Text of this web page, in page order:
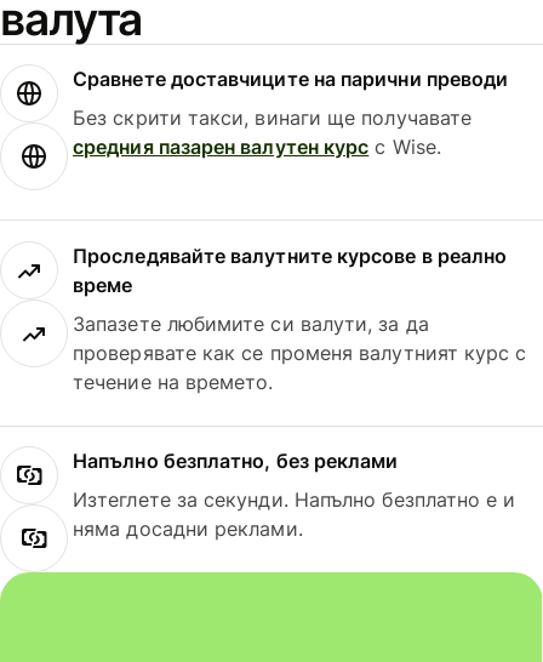
валута
Сравнете доставчиците на парични преводи
Без скрити такси, винаги ще получавате
средния пазарен валутен курс с Wise.
Проследявайте валутните курсове в реално
време
Запазете любимите си валути, за да
проверявате как се променя валутният курс с
течение на времето.
Напълно безплатно, без реклами
Изтеглете за секунди. Напълно безплатно е и
няма досадни реклами.